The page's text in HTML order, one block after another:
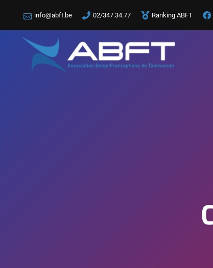
info@abft.be 02/347.34.77 Ranking ABFT